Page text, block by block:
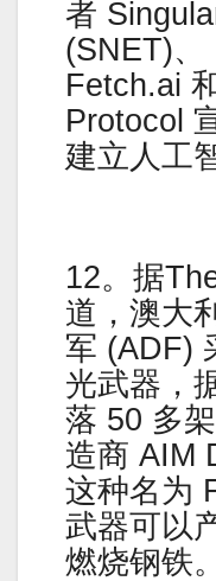
者
(SNET)、
Fetch.ai
Protocol
建立人工
12。据
道，澳大
军 (ADF)
光武器，
落 50 多
造商 AIM
这种名为
武器可以
燃烧钢铁。